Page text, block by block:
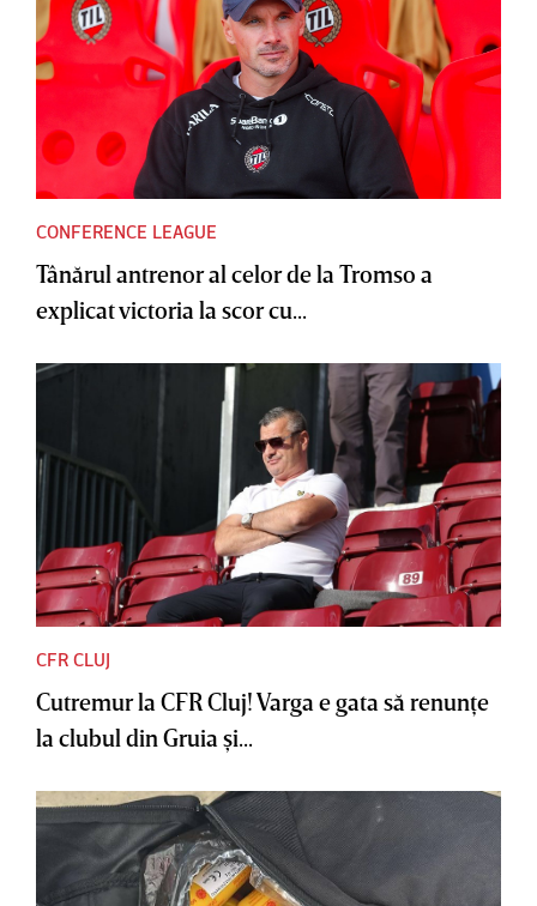
CONFERENCE LEAGUE
Tânărul antrenor al celor de la Tromso a
explicat victoria la scor cu...
CFR CLUJ
Cutremur la CFR Cluj! Varga e gata să renunţe
la clubul din Gruia şi...